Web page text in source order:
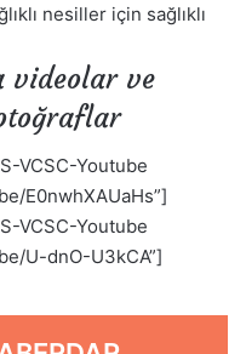
nesiller için sağlıklı
videolar ve
VCSC-Youtube
E0nwhXAUaHs”]
VCSC-Youtube
U-dnO-U3kCA”]